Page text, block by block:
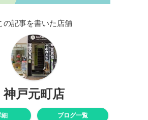
の記事を書いた店舗
神戸元町店
細 ブログ一覧